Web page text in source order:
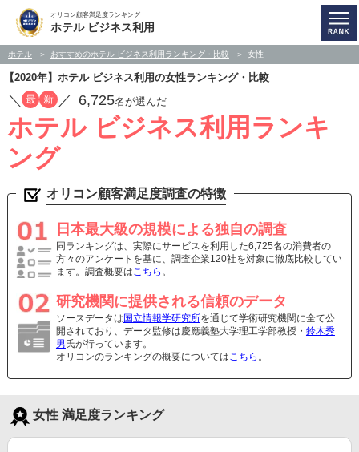
オリコン顧客満足度ランキング
ホテル ビジネス利用
ホテル おすすめのホテル ビジネス利用ランキング・比較 女性
【2020年】ホテル ビジネス利用の女性ランキング・比較
／ 最 新 ／ 6,725名が選んだ
ホテル ビジネス利用ランキ
ング
オリコン顧客満足度調査の特徴
日本最大級の規模による独自の調査
同ランキングは、実際にサービスを利用した6,725名の消費者の
方々のアンケートを基に、調査企業120社を対象に徹底比較してい
ます。調査概要はこちら 。
研究機関に提供される信頼のデータ
ソースデータは 国立情報学研究所を通じて学術研究機関に全て公
開されており、データ監修は慶應義塾大学理工学部教授・ 鈴木秀
男 氏が行っています。
オリコンのランキングの概要についてはこちら 。
女性 満足度ランキング